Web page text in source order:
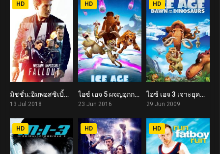
7.7
HD
มิชชั่น:อิมพอสซิเบิ้ล ฟอลล์เอาท์ Mission: Impossible – Fallout (2018)
13 Jul 2018
5.7
HD
ไอซ์ เอจ 5 ผจญอุกกาบาตสุดอลเวง Ice Age: Collision Course (2016)
23 Jun 2016
6.9
HD
ไอซ์ เอจ 3 เจาะยุคน้ำแข็งมหัศจรรย์ จ๊ะเอ๋ไดโนเสาร์ Ice Age: Dawn of the Dinosaurs (2009)
29 Jun 2009
HD HD HD